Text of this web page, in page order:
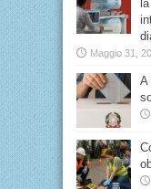
Maggio 31,
A